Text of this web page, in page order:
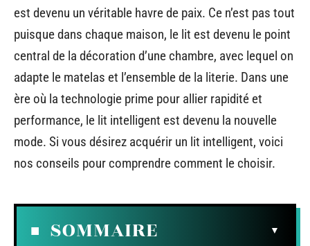
est devenu un véritable havre de paix. Ce n’est pas tout
puisque dans chaque maison, le lit est devenu le point
central de la décoration d’une chambre, avec lequel on
adapte le matelas et l’ensemble de la literie. Dans une
ère où la technologie prime pour allier rapidité et
performance, le lit intelligent est devenu la nouvelle
mode. Si vous désirez acquérir un lit intelligent, voici
nos conseils pour comprendre comment le choisir.
SOMMAIRE